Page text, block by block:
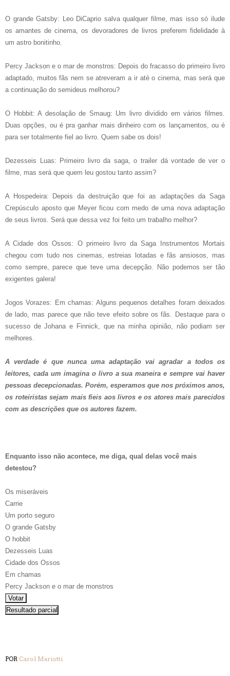
O grande Gatsby: Leo DiCaprio salva qualquer filme, mas isso só ilude
os amantes de cinema, os devoradores de livros preferem fidelidade à
um astro bonitinho.
Percy Jackson e o mar de monstros: Depois do fracasso do primeiro livro
adaptado, muitos fãs nem se atreveram a ir até o cinema, mas será que
a continuação do semideus melhorou?
O Hobbit: A desolação de Smaug: Um livro dividido em vários filmes.
Duas opções, ou é pra ganhar mais dinheiro com os lançamentos, ou é
para ser totalmente fiel ao livro. Quem sabe os dois!
Dezesseis Luas: Primeiro livro da saga, o trailer dá vontade de ver o
filme, mas será que quem leu gostou tanto assim?
A Hospedeira: Depois da destruição que foi as adaptações da Saga
Crepúsculo aposto que Meyer ficou com medo de uma nova adaptação
de seus livros. Será que dessa vez foi feito um trabalho melhor?
A Cidade dos Ossos: O primeiro livro da Saga Instrumentos Mortais
chegou com tudo nos cinemas, estreias lotadas e fãs ansiosos, mas
como sempre, parece que teve uma decepção. Não podemos ser tão
exigentes galera!
Jogos Vorazes: Em chamas: Alguns pequenos detalhes foram deixados
de lado, mas parece que não teve efeito sobre os fãs. Destaque para o
sucesso de Johana e Finnick, que na minha opinião, não podiam ser
melhores.
A verdade é que nunca uma adaptação vai agradar a todos os
leitores, cada um imagina o livro a sua maneira e sempre vai haver
pessoas decepcionadas. Porém, esperamos que nos próximos anos,
os roteiristas sejam mais fieis aos livros e os atores mais parecidos
com as descrições que os autores fazem.
Enquanto isso não acontece, me diga, qual delas você mais
detestou?
Os miseráveis
Carrie
Um porto seguro
O grande Gatsby
O hobbit
Dezesseis Luas
Cidade dos Ossos
Em chamas
Percy Jackson e o mar de monstros
POR Carol Mariotti